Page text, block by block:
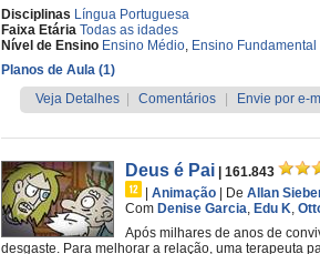
Disciplinas Língua Portuguesa
Faixa Etária Todas as idades
Nível de Ensino Ensino Médio, Ensino Fundamental II
Planos de Aula (1)
Veja Detalhes
Comentários Envie por e-
Deus é Pai
| 161.843
Animação De Allan
Com Denise Garcia, Edu K,
Após milhares de anos de
desgaste. Para melhorar a relação, uma terapeuta